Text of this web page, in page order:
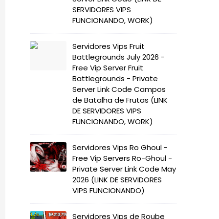
SERVIDORES VIPS
FUNCIONANDO, WORK)
Servidores Vips Fruit
Battlegrounds July 2026 -
Free Vip Server Fruit
Battlegrounds - Private
Server Link Code Campos
de Batalha de Frutas (LINK
DE SERVIDORES VIPS
FUNCIONANDO, WORK)
Servidores Vips Ro Ghoul -
Free Vip Servers Ro-Ghoul -
Private Server Link Code May
2026 (LINK DE SERVIDORES
VIPS FUNCIONANDO)
Servidores Vips de Roube